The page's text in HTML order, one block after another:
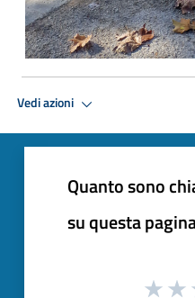
Vedi azioni
Quanto sono
su questa